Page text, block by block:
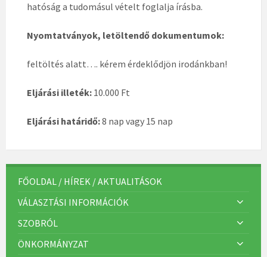
hatóság a tudomásul vételt foglalja írásba.
Nyomtatványok, letöltendő dokumentumok:
feltöltés alatt…. kérem érdeklődjön irodánkban!
Eljárási illeték: 10.000 Ft
Eljárási határidő:8 nap vagy 15 nap
FŐOLDAL / HÍREK / AKTUALITÁSOK
VÁLASZTÁSI INFORMÁCIÓK
SZOBRÓL
ÖNKORMÁNYZAT